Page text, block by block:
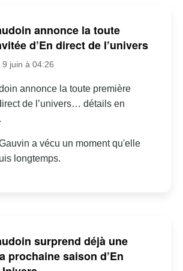
annonce la toute
d’En direct de l’univers
juin à 04:26
annonce la toute première
de l’univers… détails en
a vécu un moment qu'elle
longtemps.
surprend déjà une
prochaine saison d’En